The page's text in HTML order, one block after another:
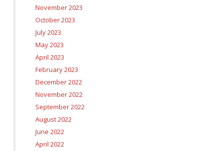
November 2023
October 2023
July 2023
May 2023
April 2023
February 2023
December 2022
November 2022
September 2022
August 2022
June 2022
April 2022